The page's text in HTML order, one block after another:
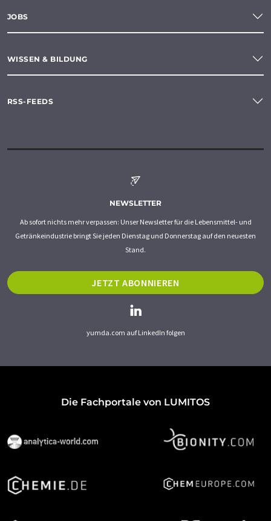
JOBS
WISSEN & BILDUNG
RSS-FEEDS
NEWSLETTER
Ab sofort nichts mehr verpassen: Unser Newsletter für die Lebensmittel- und
Getränkeindustrie bringt Sie jeden Dienstag und Donnerstag auf den neuesten
Stand.
JETZT ABONNIEREN
yumda.com auf LinkedIn folgen
Die Fachportale von LUMITOS